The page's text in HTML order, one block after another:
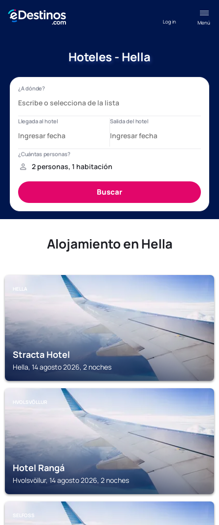
Menú
Log in
Hoteles - Hella
Alojamiento en Hella
HELLA
Stracta Hotel
Hella, 14 agosto 2026, 2 noches
HVOLSVÖLLUR
Hotel Rangá
Hvolsvöllur, 14 agosto 2026, 2 noches
SELFOSS